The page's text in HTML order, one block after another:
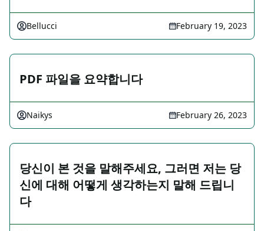
Bellucci February 19, 2023
PDF 파일을 요약합니다
Naikys February 26, 2023
당신이 본 것을 말해주세요, 그러면 저는 당
신에 대해 어떻게 생각하는지 말해 드립니
다